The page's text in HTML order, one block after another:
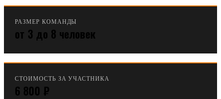
РАЗМЕР КОМАНДЫ
от 3 до 8 человек
СТОИМОСТЬ ЗА УЧАСТНИКА
6 800 ₽